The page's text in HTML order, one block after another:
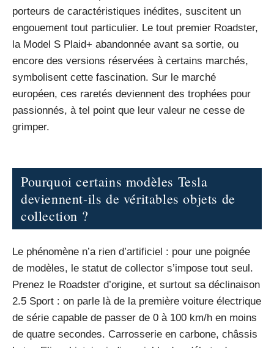
porteurs de caractéristiques inédites, suscitent un
engouement tout particulier. Le tout premier Roadster,
la Model S Plaid+ abandonnée avant sa sortie, ou
encore des versions réservées à certains marchés,
symbolisent cette fascination. Sur le marché
européen, ces raretés deviennent des trophées pour
passionnés, à tel point que leur valeur ne cesse de
grimper.
Pourquoi certains modèles Tesla
deviennent-ils de véritables objets de
collection ?
Le phénomène n’a rien d’artificiel : pour une poignée
de modèles, le statut de collector s’impose tout seul.
Prenez le Roadster d’origine, et surtout sa déclinaison
2.5 Sport : on parle là de la première voiture électrique
de série capable de passer de 0 à 100 km/h en moins
de quatre secondes. Carrosserie en carbone, châssis